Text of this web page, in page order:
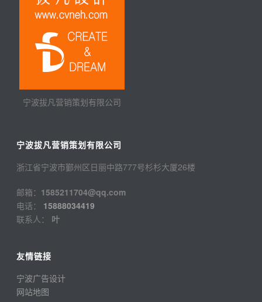
宁波拔凡营销策划有限公司
宁波拔凡营销策划有限公司
浙江省宁波市鄞州区日丽中路777号杉杉大厦26楼
邮箱： 1585211704@qq.com
电话：
15888034419
联系人： 叶
友情链接
宁波广告设计
网站地图